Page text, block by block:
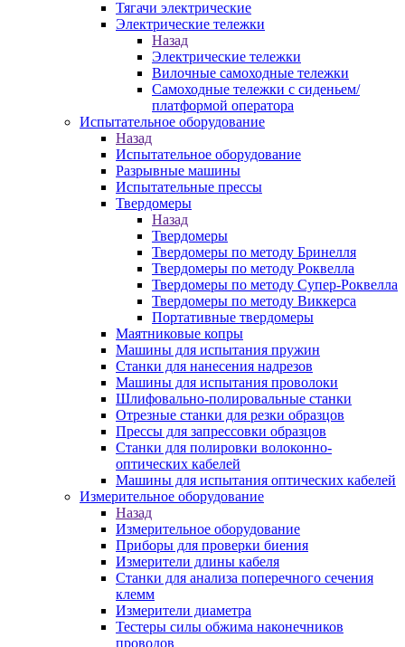
Тягачи электрические
Электрические тележки
Назад
Электрические тележки
Вилочные самоходные тележки
Самоходные тележки с сиденьем/
платформой оператора
Испытательное оборудование
Назад
Испытательное оборудование
Разрывные машины
Испытательные прессы
Твердомеры
Назад
Твердомеры
Твердомеры по методу Бринелля
Твердомеры по методу Роквелла
Твердомеры по методу Супер-Роквелла
Твердомеры по методу Виккерса
Портативные твердомеры
Маятниковые копры
Машины для испытания пружин
Станки для нанесения надрезов
Машины для испытания проволоки
Шлифовально-полировальные станки
Отрезные станки для резки образцов
Прессы для запрессовки образцов
Станки для полировки волоконно-
оптических кабелей
Машины для испытания оптических кабелей
Измерительное оборудование
Назад
Измерительное оборудование
Приборы для проверки биения
Измерители длины кабеля
Станки для анализа поперечного сечения
клемм
Измерители диаметра
Тестеры силы обжима наконечников
проводов